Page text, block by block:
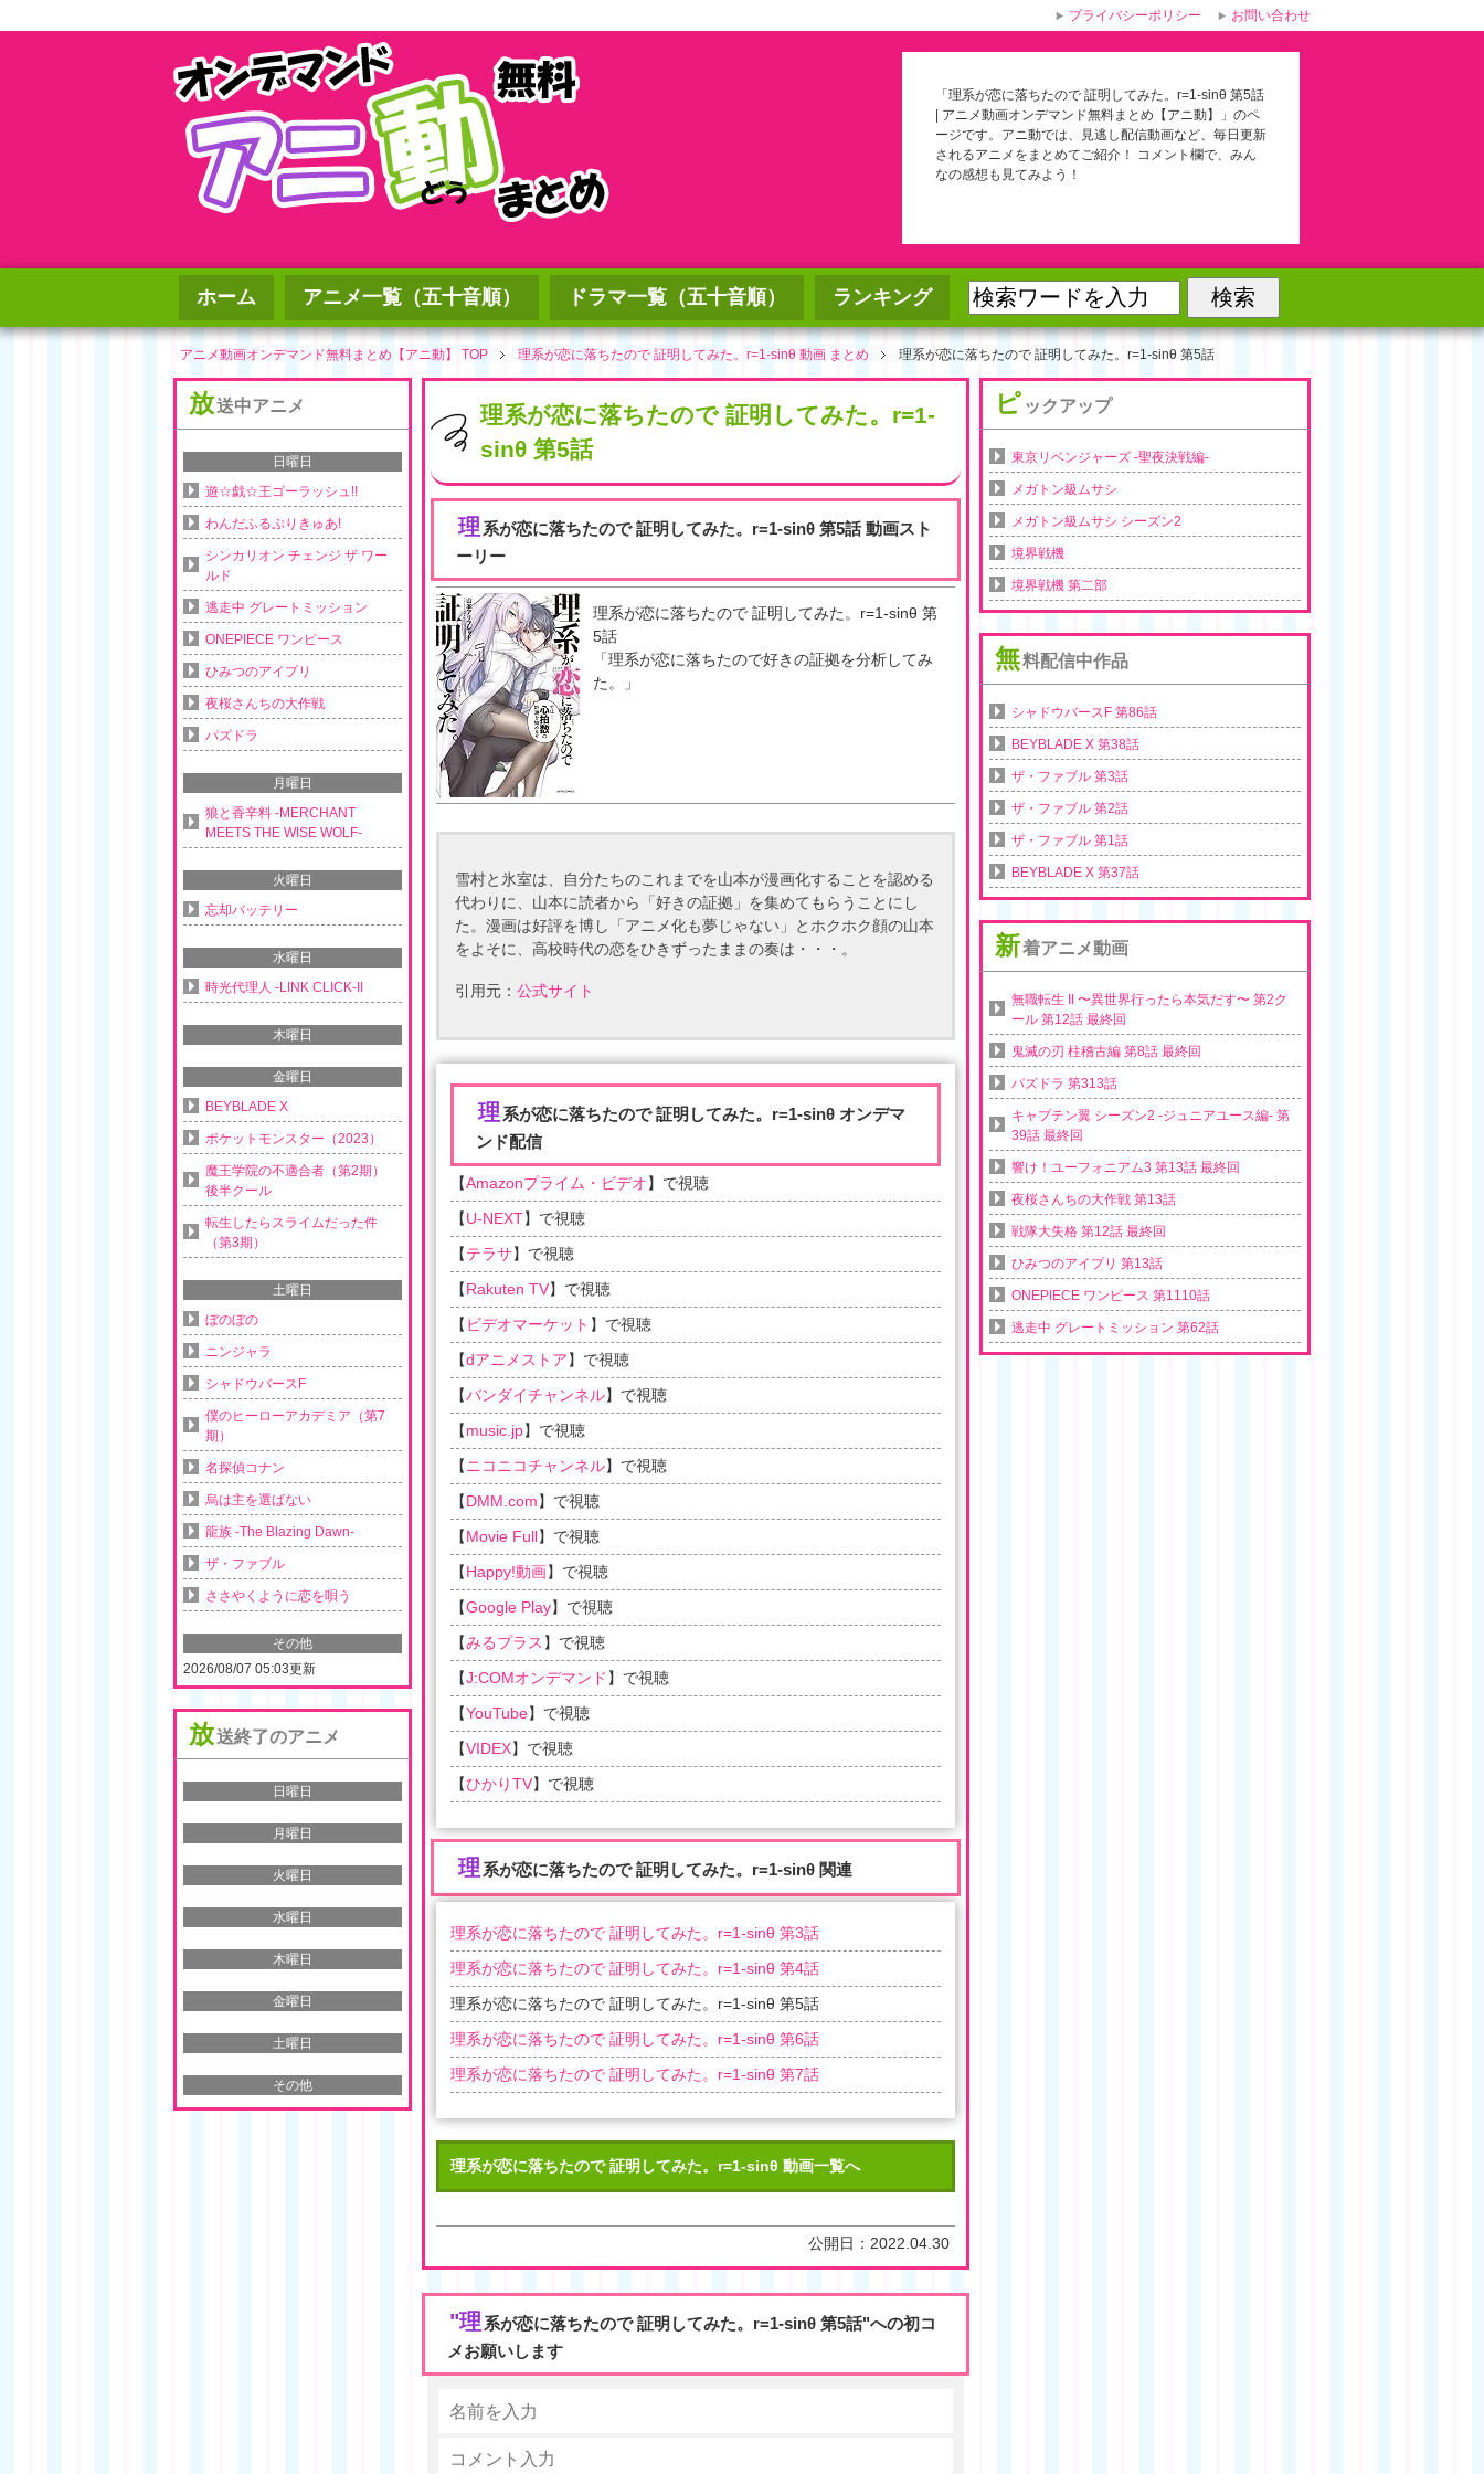
「理系が恋に落ちたので 証明してみた。r=1-sinθ 第5話
| アニメ動画オンデマンド無料まとめ【アニ動】」のペ
ージです。アニ動では、見逃し配信動画など、毎日更新
されるアニメをまとめてご紹介！ コメント欄で、みん
なの感想も見てみよう！
ホーム アニメ一覧（五十音順） ドラマ一覧（五十音順） ランキング
アニメ動画オンデマンド無料まとめ【アニ動】 TOP 理系が恋に落ちたので 証明してみた。r=1-sinθ 動画 まとめ 理系が恋に落ちたので 証明してみた。r=1-sinθ 第5話
理系が恋に落ちたので 証明してみた。r=1-
sinθ 第5話
理 系が恋に落ちたので 証明してみた。r=1-sinθ 第5話 動画スト
ーリー
理系が恋に落ちたので 証明してみた。r=1-sinθ 第
5話
「理系が恋に落ちたので好きの証拠を分析してみ
た。
」
雪村と氷室は、自分たちのこれまでを山本が漫画化することを認める
代わりに、山本に読者から「好きの証拠」を集めてもらうことにし
た。漫画は好評を博し「アニメ化も夢じゃない」とホクホク顔の山本
をよそに、高校時代の恋をひきずったままの奏は・・・。
引用元： 公式サイト
理 系が恋に落ちたので 証明してみた。r=1-sinθ オンデマ
ンド配信
【Amazonプライム・ビデオ】で視聴
【U-NEXT】で視聴
【テラサ】で視聴
【Rakuten TV】で視聴
【 ビデオマーケット 】で視聴
【dアニメストア】で視聴
【バンダイチャンネル】で視聴
【music.jp】で視聴
【ニコニコチャンネル】で視聴
【DMM.com】で視聴
【Movie Full】で視聴
【Happy!動画】で視聴
【Google Play】で視聴
【みるプラス 】で視聴
【J:COMオンデマンド 】で視聴
【YouTube】で視聴
【VIDEX】で視聴
【ひかりTV】で視聴
理 系が恋に落ちたので 証明してみた。r=1-sinθ 関連
理系が恋に落ちたので 証明してみた。r=1-sinθ 第3話
理系が恋に落ちたので 証明してみた。r=1-sinθ 第4話
理系が恋に落ちたので 証明してみた。r=1-sinθ 第5話
理系が恋に落ちたので 証明してみた。r=1-sinθ 第6話
理系が恋に落ちたので 証明してみた。r=1-sinθ 第7話
理系が恋に落ちたので 証明してみた。r=1-sinθ 動画一覧へ
公開日： 2022.04.30
"理 系が恋に落ちたので 証明してみた。r=1-sinθ 第5話"への初コ
メお願いします
放送中アニメ
日曜日
遊☆戯☆王ゴーラッシュ!!
わんだふるぷりきゅあ!
シンカリオン チェンジ ザ ワー
ルド
逃走中 グレートミッション
ONEPIECE ワンピース
ひみつのアイプリ
夜桜さんちの大作戦
パズドラ
月曜日
狼と香辛料 -MERCHANT
MEETS THE WISE WOLF-
火曜日
忘却バッテリー
水曜日
時光代理人 -LINK CLICK-II
木曜日
金曜日
BEYBLADE X
ポケットモンスター（2023）
魔王学院の不適合者（第2期）
後半クール
転生したらスライムだった件
（第3期）
土曜日
ぼのぼの
ニンジャラ
シャドウバースF
僕のヒーローアカデミア（第7
期）
名探偵コナン
烏は主を選ばない
龍族 -The Blazing Dawn-
ザ・ファブル
ささやくように恋を唄う
その他
2026/08/07 05:03更新
放送終了のアニメ
日曜日
月曜日
火曜日
水曜日
木曜日
金曜日
土曜日
その他
ピ ックアップ
東京リベンジャーズ -聖夜決戦編-
メガトン級ムサシ
メガトン級ムサシ シーズン2
境界戦機
境界戦機 第二部
無料配信中作品
シャドウバースF 第86話
BEYBLADE X 第38話
ザ・ファブル 第3話
ザ・ファブル 第2話
ザ・ファブル 第1話
BEYBLADE X 第37話
新着アニメ動画
無職転生 II 〜異世界行ったら本気だす〜 第2ク
ール 第12話 最終回
鬼滅の刃 柱稽古編 第8話 最終回
パズドラ 第313話
キャプテン翼 シーズン2 -ジュニアユース編- 第
39話 最終回
響け！ユーフォニアム3 第13話 最終回
夜桜さんちの大作戦 第13話
戦隊大失格 第12話 最終回
ひみつのアイプリ 第13話
ONEPIECE ワンピース 第1110話
逃走中 グレートミッション 第62話
プライバシーポリシー お問い合わせ